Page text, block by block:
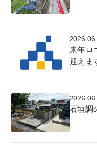
来年ロ
迎えま
石垣調